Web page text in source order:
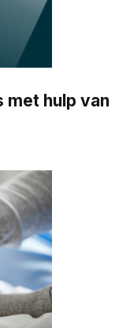
met hulp van